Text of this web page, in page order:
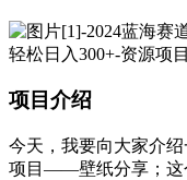
项目介绍
今天，我要向大家介
项目——壁纸分享；这